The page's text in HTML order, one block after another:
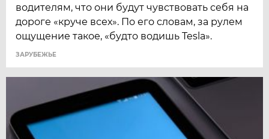
водителям, что они будут чувствовать себя на
дороге «круче всех». По его словам, за рулем
ощущение такое, «будто водишь Tesla».
ЗАРУБЕЖЬЕ